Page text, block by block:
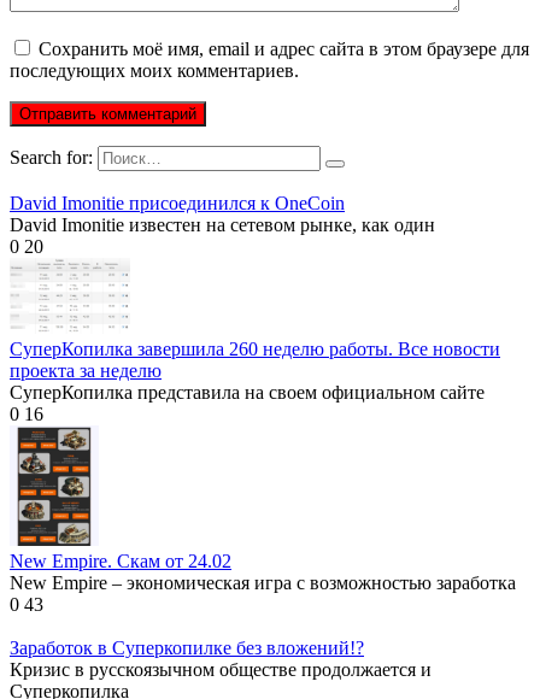
Сохранить моё имя, email и адрес сайта в этом браузере для
последующих моих комментариев.
Search for:
David Imonitie присоединился к OneCoin
David Imonitie известен на сетевом рынке, как один
0 20
СуперКопилка завершила 260 неделю работы. Все новости
проекта за неделю
СуперКопилка представила на своем официальном сайте
0 16
New Empire. Скам от 24.02
New Empire – экономическая игра с возможностью заработка
0 43
Заработок в Суперкопилке без вложений!?
Кризис в русскоязычном обществе продолжается и
Суперкопилка